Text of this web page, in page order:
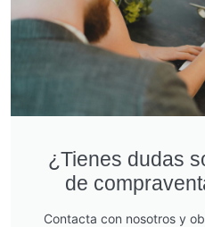
¿Tienes dudas
de
Contacta con nosotros y